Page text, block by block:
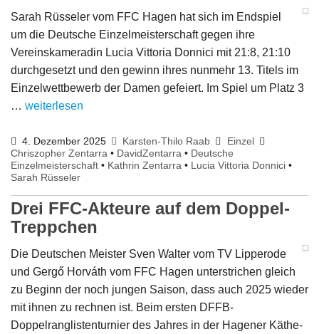
Sarah Rüsseler vom FFC Hagen hat sich im Endspiel
um die Deutsche Einzelmeisterschaft gegen ihre
Vereinskameradin Lucia Vittoria Donnici mit 21:8, 21:10
durchgesetzt und den gewinn ihres nunmehr 13. Titels im
Einzelwettbewerb der Damen gefeiert. Im Spiel um Platz 3
… weiterlesen
4. Dezember 2025 Karsten-Thilo Raab
Einzel
Chriszopher Zentarra • DavidZentarra • Deutsche
Einzelmeisterschaft • Kathrin Zentarra • Lucia Vittoria Donnici •
Sarah Rüsseler
Drei FFC-Akteure auf dem Doppel-
Treppchen
Die Deutschen Meister Sven Walter vom TV Lipperode
und Gergő Horváth vom FFC Hagen unterstrichen gleich
zu Beginn der noch jungen Saison, dass auch 2025 wieder
mit ihnen zu rechnen ist. Beim ersten DFFB-
Doppelranglistenturnier des Jahres in der Hagener Käthe-